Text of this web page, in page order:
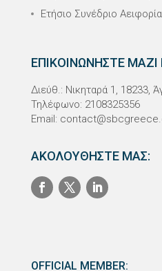
Ετήσιο Συνέδριο
ΕΠΙΚΟΙΝΩΝΗΣΤΕ
Διεύθ.: Νικηταρά 1, 18233,
Τηλέφωνο: 2108325356
Email:
ΑΚΟΛΟΥΘΗΣΤΕ ΜΑΣ:
OFFICIAL MEMBER: